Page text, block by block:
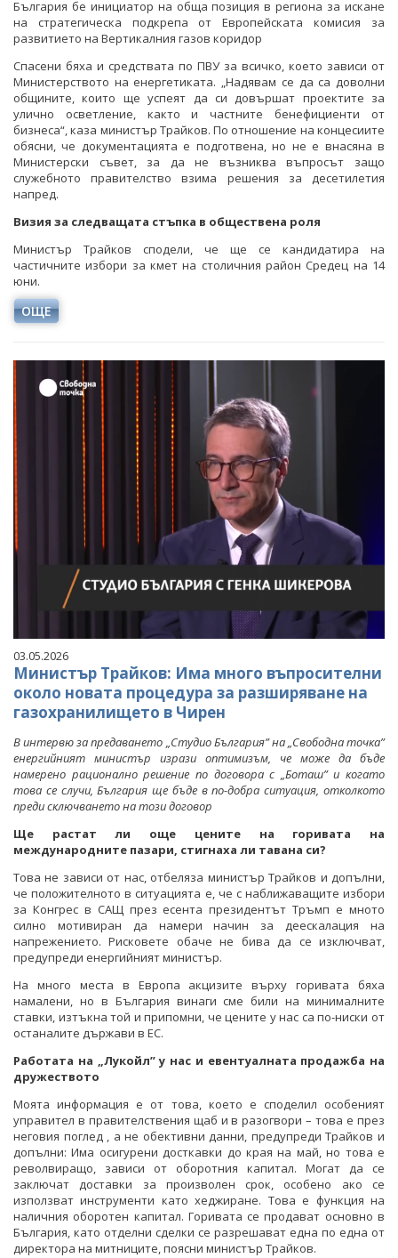
България бе инициатор на обща позиция в региона за искане
на стратегическа подкрепа от Европейската комисия за
развитието на Вертикалния газов коридор
Спасени бяха и средствата по ПВУ за всичко, което зависи от
Министерството на енергетиката. „Надявам се да са доволни
общините, които ще успеят да си довършат проектите за
улично осветление, както и частните бенефициенти от
бизнеса“, каза министър Трайков. По отношение на концесиите
обясни, че документацията е подготвена, но не е внасяна в
Министерски съвет, за да не възниква въпросът защо
служебното правителство взима решения за десетилетия
напред.
Визия за следващата стъпка в обществена роля
Министър Трайков сподели, че ще се кандидатира на
частичните избори за кмет на столичния район Средец на 14
юни.
ОЩЕ
03.05.2026
Министър Трайков: Има много въпросителни
около новата процедура за разширяване на
газохранилището в Чирен
В интервю за предаването „Студио България” на „Свободна точка”
енергийният министър изрази оптимизъм, че може да бъде
намерено рационално решение по договора с „Боташ” и когато
това се случи, България ще бъде в по-добра ситуация, отколкото
преди сключването на този договор
Ще растат ли още цените на горивата на
международните пазари, стигнаха ли тавана си?
Това не зависи от нас, отбеляза министър Трайков и допълни,
че положителното в ситуацията е, че с наближаващите избори
за Конгрес в САЩ през есента президентът Тръмп е мното
силно мотивиран да намери начин за деескалация на
напрежението. Рисковете обаче не бива да се изключват,
предупреди енергийният министър.
На много места в Европа акцизите върху горивата бяха
намалени, но в България винаги сме били на минималните
ставки, изтъкна той и припомни, че цените у нас са по-ниски от
останалите държави в ЕС.
Работата на „Лукойл” у нас и евентуалната продажба на
дружеството
Моята информация е от това, което е споделил особеният
управител в правителствения щаб и в разогвори – това е през
неговия поглед , а не обективни данни, предупреди Трайков и
допълни: Има осигурени досткавки до края на май, но това е
револвиращо, зависи от оборотния капитал. Могат да се
заключат доставки за произволен срок, особено ако се
използват инструменти като хеджиране. Това е функция на
наличния оборотен капитал. Горивата се продават основно в
България, като отделни сделки се разрешават една по една от
директора на митниците, поясни министър Трайков.